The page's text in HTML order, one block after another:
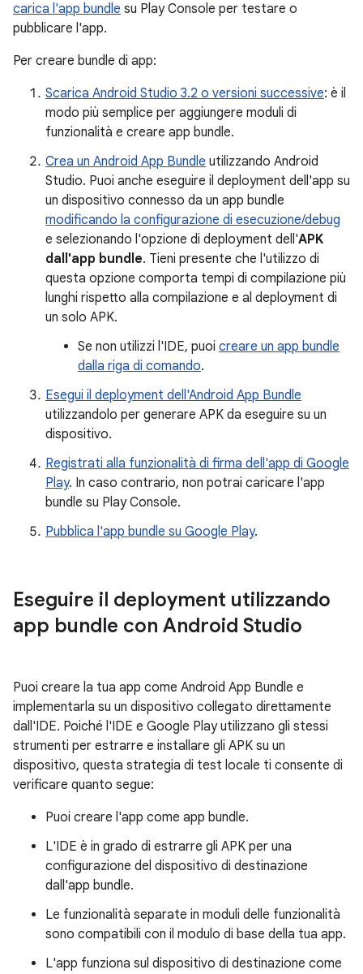
carica l'app bundle su Play Console per testare o
pubblicare l'app.
Per creare bundle di app:
Scarica Android Studio 3.2 o versioni successive: è il
modo più semplice per aggiungere moduli di
funzionalità e creare app bundle.
Crea un Android App Bundle utilizzando Android
Studio. Puoi anche eseguire il deployment dell'app su
un dispositivo connesso da un app bundle
modificando la configurazione di esecuzione/debug
e selezionando l'opzione di deployment dell'APK
dall'app bundle. Tieni presente che l'utilizzo di
questa opzione comporta tempi di compilazione più
lunghi rispetto alla compilazione e al deployment di
un solo APK.
Se non utilizzi l'IDE, puoi creare un app bundle
dalla riga di comando.
Esegui il deployment dell'Android App Bundle
utilizzandolo per generare APK da eseguire su un
dispositivo.
Registrati alla funzionalità di firma dell'app di Google
Play. In caso contrario, non potrai caricare l'app
bundle su Play Console.
Pubblica l'app bundle su Google Play.
Eseguire il deployment utilizzando
app bundle con Android Studio
Puoi creare la tua app come Android App Bundle e
implementarla su un dispositivo collegato direttamente
dall'IDE. Poiché l'IDE e Google Play utilizzano gli stessi
strumenti per estrarre e installare gli APK su un
dispositivo, questa strategia di test locale ti consente di
verificare quanto segue:
Puoi creare l'app come app bundle.
L'IDE è in grado di estrarre gli APK per una
configurazione del dispositivo di destinazione
dall'app bundle.
Le funzionalità separate in moduli delle funzionalità
sono compatibili con il modulo di base della tua app.
L'app funziona sul dispositivo di destinazione come